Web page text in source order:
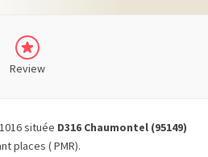
Review
située D316 Chaumontel (95149)
places ( PMR).